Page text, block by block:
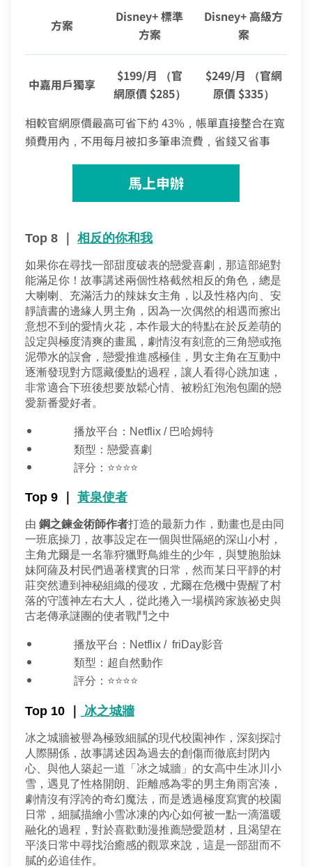
方案
Disney+ 標準
方案
Disney+ 高級方
案
中嘉用戶獨享
$199/月 （官
網原價 $285）
$249/月 （官網
原價 $335）
相較官網原價最高可省下約 43%，帳單直接整合在寬
頻費用內，不用每月被扣多筆串流費，省錢又省事
馬上申辦
Top 8 ｜ 相反的你和我
如果你在尋找一部甜度破表的戀愛喜劇，那這部絕對
能滿足你！故事講述兩個性格截然相反的角色，總是
大喇喇、充滿活力的辣妹女主角，以及性格內向、安
靜讀書的邊緣人男主角，因為一次偶然的相遇而擦出
意想不到的愛情火花，本作最大的特點在於反差萌的
設定與極度清爽的畫風，劇情沒有刻意的三角戀或拖
泥帶水的誤會，戀愛推進感極佳，男女主角在互動中
逐漸發現對方隱藏優點的過程，讓人看得心跳加速，
非常適合下班後想要放鬆心情、被粉紅泡泡包圍的戀
愛新番愛好者。
播放平台：Netflix / 巴哈姆特
類型：戀愛喜劇
評分：⭐⭐⭐⭐
Top 9 ｜ 黃泉使者
由 鋼之鍊金術師作者打造的最新力作，動畫也是由同
一班底操刀，故事設定在一個與世隔絕的深山小村，
主角尤爾是一名靠狩獵野鳥維生的少年，與雙胞胎妹
妹阿薩及村民們過著樸實的日常，然而某日平靜的村
莊突然遭到神秘組織的侵攻，尤爾在危機中覺醒了村
落的守護神左右大人，從此捲入一場橫跨家族祕史與
古老傳承謎團的使者戰鬥之中
播放平台：Netflix /  friDay影音
類型：超自然動作
評分：⭐⭐⭐⭐
Top 10 ｜ 冰之城牆
冰之城牆被譽為極致細膩的現代校園神作，深刻探討
人際關係，故事講述因為過去的創傷而徹底封閉內
心、與他人築起一道「冰之城牆」的女高中生冰川小
雪，遇見了性格開朗、距離感為零的男主角雨宮湊，
劇情沒有浮誇的奇幻魔法，而是透過極度寫實的校園
日常，細膩描繪小雪冰凍的內心如何被一點一滴溫暖
融化的過程，對於喜歡動漫推薦戀愛題材，且渴望在
平淡日常中尋找治癒感的觀眾來說，這是一部甜而不
膩的必追佳作。
您的寬頻合約尚未符合續約資格
合約剩餘6個月內才可進行續約，如要選購更多元豐富的
服務，歡迎前往加值服務訂購。
如對續約有任何問題，前往專人與我聯繫。
返回前頁
您的區域符合光紀元（光纖到府申辦資格），可享有相
同價格的最高品質網路服務
前往申辦
您的居住區域不支援所選速率、請重新選擇
如有疑問請洽詢服務專線 412-8811(手機請加區
碼)
我知道了
我知道了
區域臨時維修
你的裝機區域正在進行臨時維修，若你裝置所遇到的問題無
法獲得解決，請前往線上留言留下資料。
了解並關閉
線上留言
查無行動電話資料，請先至『用戶資料變更』補上行動電話
資料後，再進行簡訊帳單申請
取消
變更資料
我知道了
中嘉寬頻LINE好友募集中
加入好友並完成手機綁定，
即享專屬綁定優惠好禮！​
【專屬服務】
查詢帳單、線上繳費
智能客服、障礙報修
掃描QR Code完成手機綁定！
LINE 對話框輸入「綁定贈好禮」
或等待系統自動發送的訊息
點選「點我完成手機綁定」
好禮將於 7 日後發送給您！
查詢帳單、線上繳費
智能客服、障礙報修